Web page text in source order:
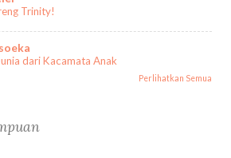
Trinity!
dari Kacamata Anak
Perlihatkan Semua